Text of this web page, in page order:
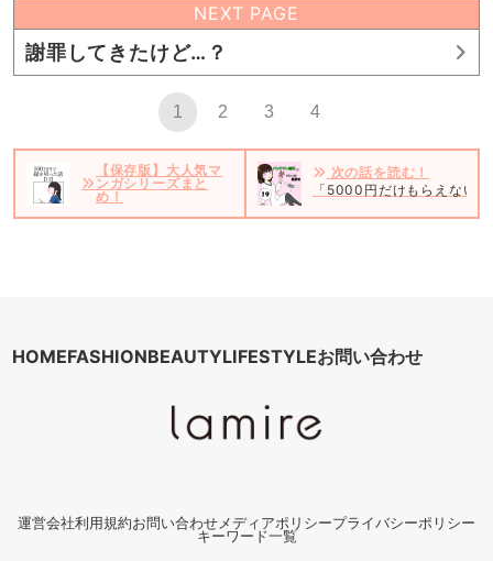
NEXT PAGE
謝罪してきたけど…？
1 2 3 4
【保存版】大人気マ
ンガシリーズまと
め！
次の話を読む！
「5000円だけもらえない
HOMEFASHIONBEAUTYLIFESTYLEお問い合わせ
運営会社利用規約お問い合わせメディアポリシープライバシーポリシー
キーワード一覧